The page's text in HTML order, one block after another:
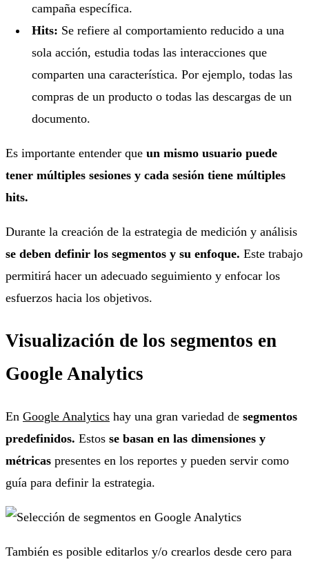
campaña específica.
Hits: Se refiere al comportamiento reducido a una
sola acción, estudia todas las interacciones que
comparten una característica. Por ejemplo, todas las
compras de un producto o todas las descargas de un
documento.
Es importante entender que un mismo usuario puede
tener múltiples sesiones y cada sesión tiene múltiples
hits.
Durante la creación de la estrategia de medición y análisis
se deben definir los segmentos y su enfoque. Este trabajo
permitirá hacer un adecuado seguimiento y enfocar los
esfuerzos hacia los objetivos.
Visualización de los segmentos en
Google Analytics
En Google Analytics hay una gran variedad de segmentos
predefinidos. Estos se basan en las dimensiones y
métricas presentes en los reportes y pueden servir como
guía para definir la estrategia.
También es posible editarlos y/o crearlos desde cero para